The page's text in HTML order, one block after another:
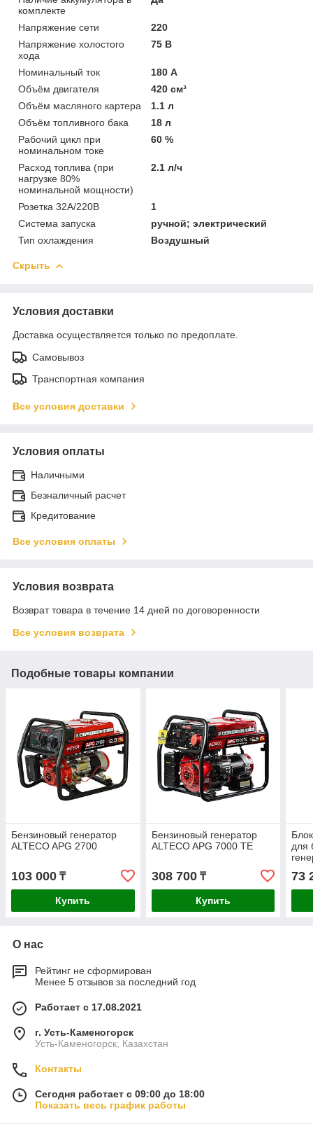
комплекте
Напряжение сети
220
Напряжение холостого
хода
75 В
Номинальный ток
180 А
Объём двигателя
420 см³
Объём масляного картера
1.1 л
Объём топливного бака
18 л
Рабочий цикл при
номинальном токе
60 %
Расход топлива (при
нагрузке 80%
номинальной мощности)
2.1 л/ч
Розетка 32А/220В
1
Система запуска
ручной; электрический
Тип охлаждения
Воздушный
Скрыть
Условия доставки
Доставка осуществляется только по предоплате.
Самовывоз
Транспортная компания
Все условия доставки
Условия оплаты
Наличными
Безналичный расчет
Кредитование
Все условия оплаты
Условия возврата
Возврат товара в течение 14 дней по договоренности
Все условия возврата
Подобные товары компании
Бензиновый генератор
ALTECO APG 2700
103 000 ₸
Купить
Бензиновый генератор
ALTECO APG 7000 TE
308 700₸
Купить
для
73
О нас
Рейтинг не сформирован
Менее 5 отзывов за последний год
Работает с 17.08.2021
г. Усть-Каменогорск
Усть-Каменогорск, Казахстан
Контакты
Сегодня работает с 09:00 до 18:00
Показать весь график работы